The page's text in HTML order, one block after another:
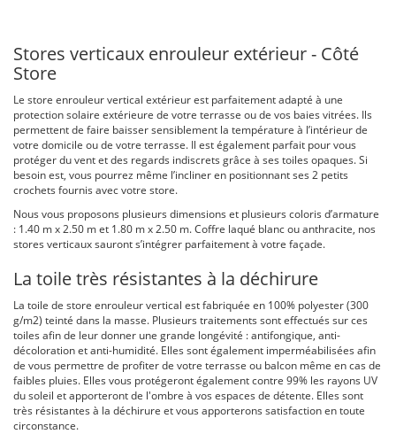
Stores verticaux enrouleur extérieur - Côté
Store
Le store enrouleur vertical extérieur est parfaitement adapté à une
protection solaire extérieure de votre terrasse ou de vos baies vitrées. Ils
permettent de faire baisser sensiblement la température à l’intérieur de
votre domicile ou de votre terrasse. Il est également parfait pour vous
protéger du vent et des regards indiscrets grâce à ses toiles opaques. Si
besoin est, vous pourrez même l’incliner en positionnant ses 2 petits
crochets fournis avec votre store.
Nous vous proposons plusieurs dimensions et plusieurs coloris d’armature
: 1.40 m x 2.50 m et 1.80 m x 2.50 m. Coffre laqué blanc ou anthracite, nos
stores verticaux sauront s’intégrer parfaitement à votre façade.
La toile très résistantes à la déchirure
La toile de store enrouleur vertical est fabriquée en 100% polyester (300
g/m2) teinté dans la masse. Plusieurs traitements sont effectués sur ces
toiles afin de leur donner une grande longévité : antifongique, anti-
décoloration et anti-humidité. Elles sont également imperméabilisées afin
de vous permettre de profiter de votre terrasse ou balcon même en cas de
faibles pluies. Elles vous protégeront également contre 99% les rayons UV
du soleil et apporteront de l'ombre à vos espaces de détente. Elles sont
très résistantes à la déchirure et vous apporterons satisfaction en toute
circonstance.